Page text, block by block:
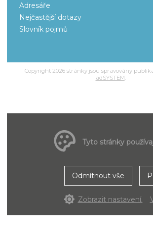
Adresáře
Nejčastější dotazy
Slovník pojmů
Tyto stránky
Odmítnout vše
Zobrazit nastavení.
Copyright 2026 stránky jsou spravovány
adSYSTEM.